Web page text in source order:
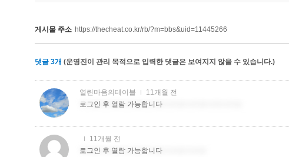
게시물 주소 https://thecheat.co.kr/rb/?m=bbs&uid=11445266
댓글 3개 (운영진이 관리 목적으로 입력한 댓글은 보여지지 않을 수 있습니다.)